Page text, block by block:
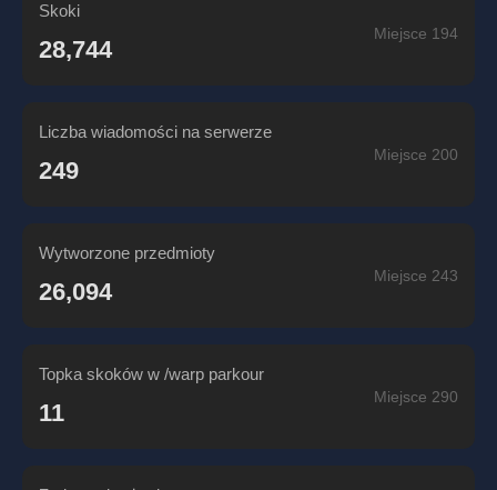
Skoki
28,744
Miejsce 194
Liczba wiadomości na serwerze
249
Miejsce 200
Wytworzone przedmioty
26,094
Miejsce 243
Topka skoków w /warp parkour
11
Miejsce 290